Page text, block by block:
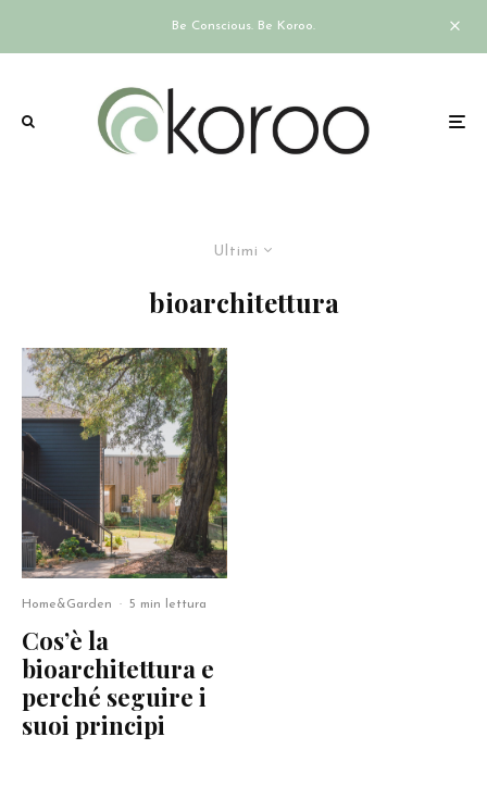
Be Conscious. Be Koroo.
Ultimi
bioarchitettura
Home&Garden · 5 min lettura
Cos’è la
bioarchitettura e
perché seguire i
suoi principi